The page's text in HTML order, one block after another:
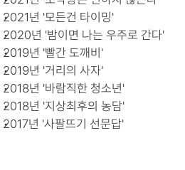
2021년 '모든건 타이밍'
2020년 '밤이면 나는 우주로 간다'
2019년 '빨간 도깨비'
2019년 '거리의 사자'
2018년 '바람직한 청소년'
2018년 '지상최후의 농담'
2017년 '사팔뜨기 선문답'